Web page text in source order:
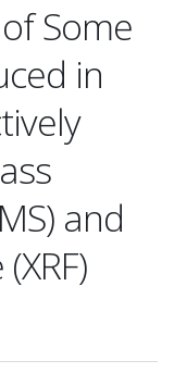
Some
in
and